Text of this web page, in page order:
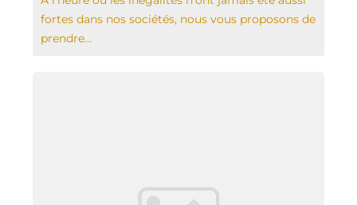
fortes dans nos sociétés, nous vous proposons de
prendre...